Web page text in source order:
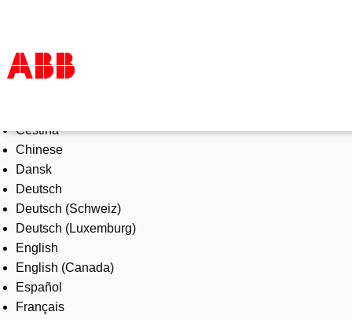
Products & Solutions
Industries
Services
About us
Where to buy
Contact us
Careers
Čeština
Chinese
Dansk
Deutsch
Deutsch (Schweiz)
Deutsch (Luxemburg)
English
English (Canada)
Español
Français